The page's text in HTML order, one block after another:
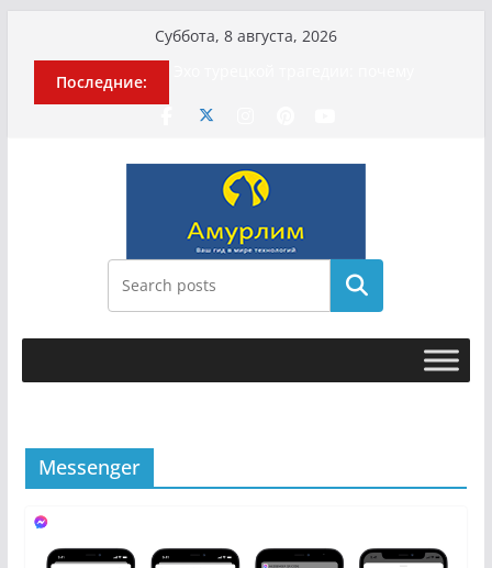
содержимому
Суббота, 8 августа, 2026
Последние:
МотоТани?
приговорили к четырём годам
Илью Ремесло задержали по делу о
фейках о российской армии
Новые криминальные хроники
связали Диану Шурыгину и Настю
История о том, как «Пухососы»
улетели к чужому дяде
Поиск
Messenger